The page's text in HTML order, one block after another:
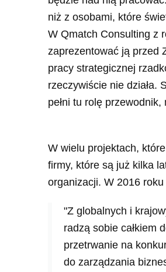
niż z osobami, które
W Qmatch Consulting z
zaprezentować ją przed
pracy strategicznej
rzeczywiście nie działa.
pełni tu rolę
W wielu projektach,
firmy, które są już kilka
organizacji. W 2016
"Z globalnych i
radzą sobie całkiem
przetrwanie na
do zarządzania